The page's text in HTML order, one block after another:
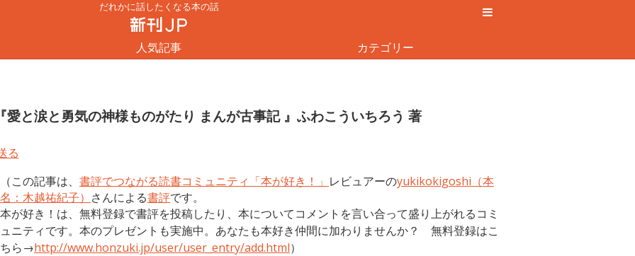
だれかに話したくなる本の話
人気記事 カテゴリー
と涙と勇気の神様ものがたり まんが古事記 』ふわこういちろう 著
（この記事は、 書評でつながる読書コミュニティ「本が好き！」 レビュアーのyukikokigoshi（本
名：木越祐紀子） さんによる書評です。
本が好き！は、無料登録で書評を投稿したり、本についてコメントを言い合って盛り上がれるコミ
ュニティです。本のプレゼントも実施中。あなたも本好き仲間に加わりませんか？ 無料登録はこ
ちら→http://www.honzuki.jp/user/user_entry/add.html）